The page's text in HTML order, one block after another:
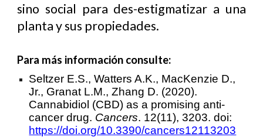
sino social para des-estigmatizar a una
planta y sus propiedades.
Para más información consulte:
Seltzer E.S., Watters A.K., MacKenzie D.,
Jr., Granat L.M., Zhang D. (2020).
Cannabidiol (CBD) as a promising anti-
cancer drug. Cancers. 12(11), 3203. doi:
https://doi.org/10.3390/cancers12113203